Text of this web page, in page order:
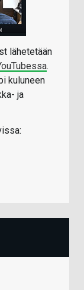
lähetetään
.
kuluneen
ja